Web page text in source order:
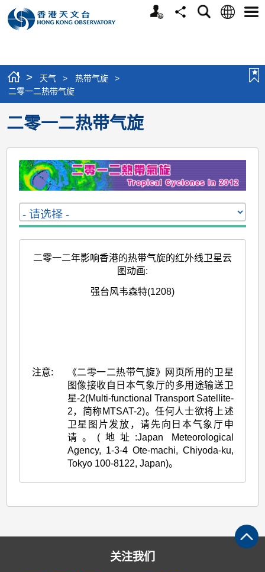
个
分
搜
语
选
> 天气 > 热带气旋
>
二零一二热带气旋
二零一二热带气旋
二零一二年影响香港的热带气旋的红外线卫星云
图动画:
强台风韦森特(1208)
注意:
《二零一二热带气旋》网页所用的卫星
图像接收自日本气象厅的多用途输送卫
星-2(Multi-functional Transport Satellite-
2，简称MTSAT-2)。任何人士欲将上述
卫星图片发放，请先向日本气象厅申
请。(地址:Japan Meteorological
Agency, 1-3-4 Ote-machi, Chiyoda-ku,
Tokyo 100-8122, Japan)。
关注我们